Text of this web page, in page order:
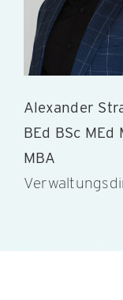
Alexander
BEd BSc MEd
MBA